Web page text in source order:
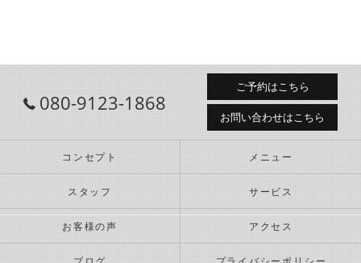
080-9123-1868
ご予約はこちら
お問い合わせはこちら
コンセプト メニュー
スタッフ サービス
お客様の声 アクセス